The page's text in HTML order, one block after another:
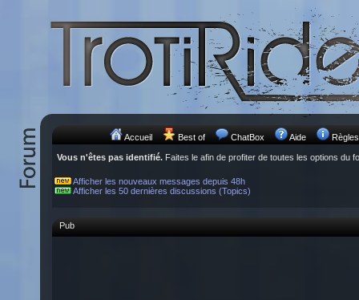
Accueil Best of ChatBox Aide Règles
Vous n'êtes pas identifié. Faites le afin de profiter de toutes les options du
Afficher les nouveaux messages depuis 48h
Afficher les 50 dernières discussions (Topics)
Pub